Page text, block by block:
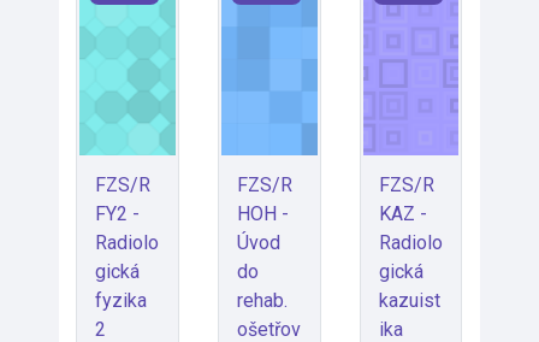
FZS/R
FY2 -
Radiolo
gická
fyzika
2
FZS/R
HOH -
Úvod
do
rehab.
ošetřov
FZS/R
KAZ -
Radiolo
gická
kazuist
ika